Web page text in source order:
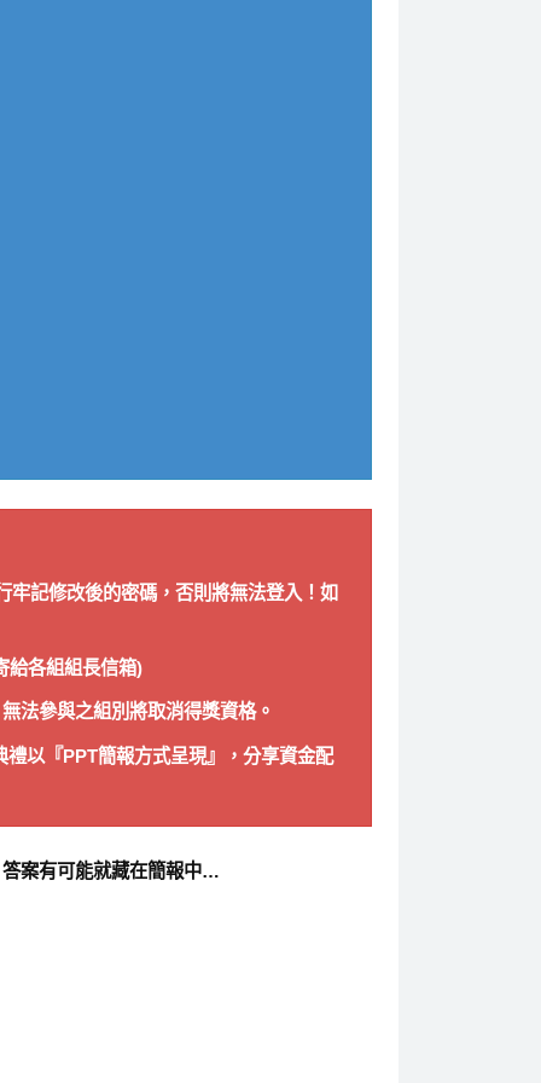
記修改後的密碼，否則將無法登入！如
給各組組長信箱)
法參與之組別將取消得獎資格。
以『PPT簡報方式呈現』，分享資金配
案有可能就藏在簡報中…